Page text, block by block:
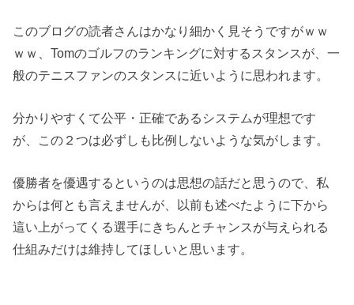
このブログの読者さんはかなり細かく見そうですがｗｗ
ｗｗ、Tomのゴルフのランキングに対するスタンスが、一
般のテニスファンのスタンスに近いように思われます。
分かりやすくて公平・正確であるシステムが理想です
が、この２つは必ずしも比例しないような気がします。
優勝者を優遇するというのは思想の話だと思うので、私
からは何とも言えませんが、以前も述べたように下から
這い上がってくる選手にきちんとチャンスが与えられる
仕組みだけは維持してほしいと思います。